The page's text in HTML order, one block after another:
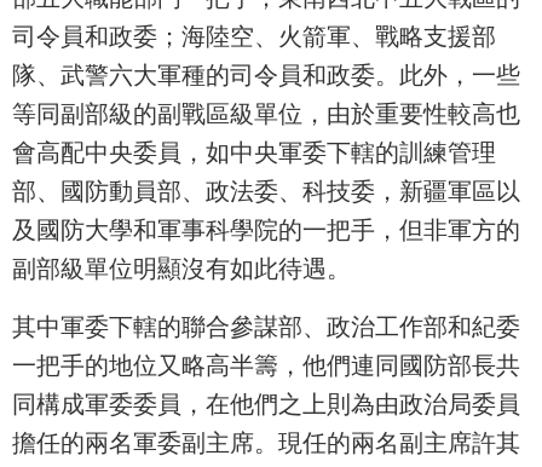
司令員和政委；海陸空、火箭軍、戰略支援部
隊、武警六大軍種的司令員和政委。此外，一些
等同副部級的副戰區級單位，由於重要性較高也
會高配中央委員，如中央軍委下轄的訓練管理
部、國防動員部、政法委、科技委，新疆軍區以
及國防大學和軍事科學院的一把手，但非軍方的
副部級單位明顯沒有如此待遇。
其中軍委下轄的聯合參謀部、政治工作部和紀委
一把手的地位又略高半籌，他們連同國防部長共
同構成軍委委員，在他們之上則為由政治局委員
擔任的兩名軍委副主席。現任的兩名副主席許其